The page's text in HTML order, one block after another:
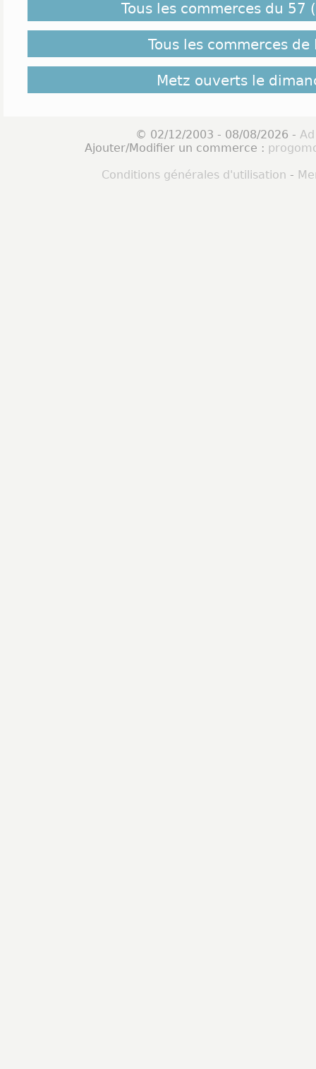
Tous les commerces du 57
Tous les commerces de
Metz ouverts le
© 02/12/2003 - 08/08/2026 -
Ajouter/Modifier un commerce :
Conditions générales d'utilisation -